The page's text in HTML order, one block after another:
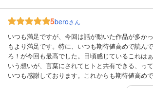
5beroさん
いつも満足ですが、今回は話が動いた作品が多か
もより満足です。特に、いつも期待値高めで読ん
ろ！が今回も最高でした。日頃感じているこれは
いう想いが、言葉にされてヒトと共有できる、っ
いつも感謝しております。これからも期待値高めで